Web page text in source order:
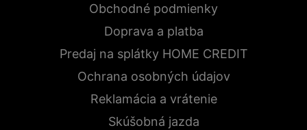
Obchodné podmienky
Doprava a platba
Predaj na splátky HOME CREDIT
Ochrana osobných údajov
Reklamácia a vrátenie
Skúšobná jazda